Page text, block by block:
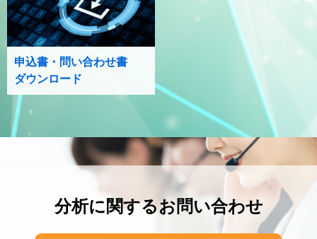
申込書・問い合わせ書
ダウンロード
分析に関するお問い合わせ